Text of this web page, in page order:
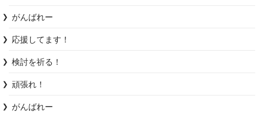
がんばれー
応援してます！
検討を祈る！
頑張れ！
がんばれー